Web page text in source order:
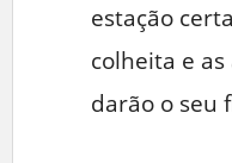
estação
colheita e
darão o seu